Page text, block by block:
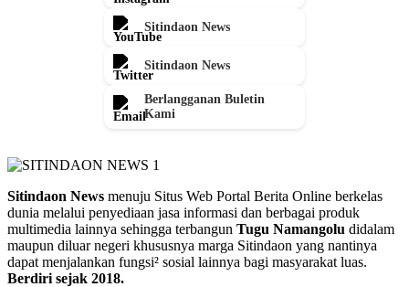
Sitindaon News
Sitindaon News
Berlangganan Buletin
Kami
Sitindaon News menuju Situs Web Portal Berita Online berkelas
dunia melalui penyediaan jasa informasi dan berbagai produk
multimedia lainnya sehingga terbangun Tugu Namangolu didalam
maupun diluar negeri khususnya marga Sitindaon yang nantinya
dapat menjalankan fungsi² sosial lainnya bagi masyarakat luas.
Berdiri sejak 2018.